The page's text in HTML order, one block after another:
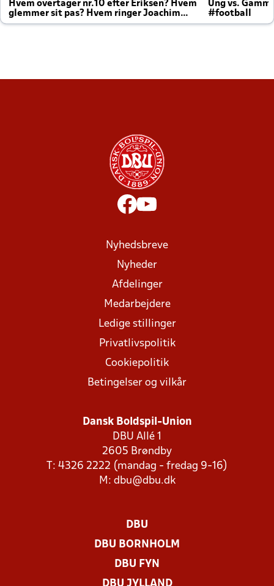
Hvem overtager nr.10 efter Eriksen? Hvem
glemmer sit pas? Hvem ringer Joachim
altid til efter kampe?
Ung vs.
#football
Nyhedsbreve
Nyheder
Afdelinger
Medarbejdere
Ledige stillinger
Privatlivspolitik
Cookiepolitik
Betingelser og vilkår
Dansk Boldspil-Union
DBU Allé 1
2605 Brøndby
T: 4326 2222 (mandag - fredag 9-16)
M: dbu@dbu.dk
DBU
DBU BORNHOLM
DBU FYN